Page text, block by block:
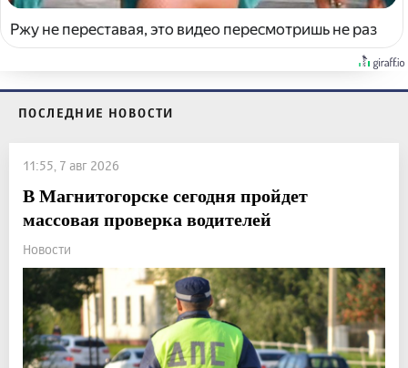
Ржу не переставая, это видео пересмотришь не раз
ПОСЛЕДНИЕ НОВОСТИ
11:55, 7 авг 2026
В Магнитогорске сегодня пройдет
массовая проверка водителей
Новости